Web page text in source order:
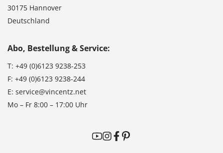
30175 Hannover
Deutschland
Abo, Bestellung & Service:
T: +49 (0)6123 9238-253
F: +49 (0)6123 9238-244
E: service@vincentz.net
Mo – Fr 8:00 – 17:00 Uhr